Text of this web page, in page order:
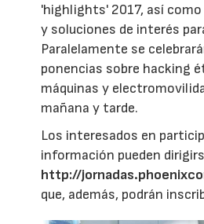
'highlights' 2017, así
y soluciones de interés
Paralelamente se
ponencias sobre hacking
máquinas y
mañana y tarde.
Los interesados en
información pueden
http://
que, además, podrán